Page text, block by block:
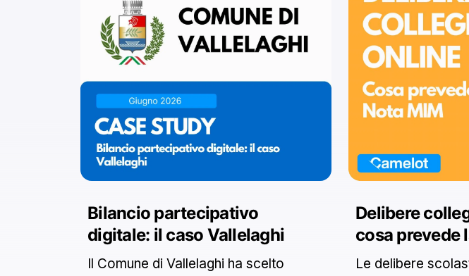
Bilancio partecipativo
digitale: il caso Vallelaghi
Il Comune di Vallelaghi ha scelto
Delibere
cosa prevede
Le delibere